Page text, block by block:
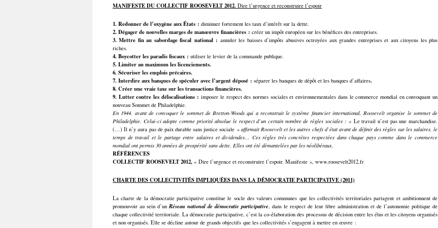
MANIFESTE DU COLLECTIF ROOSEVELT 2012. Dire l’urgence et reconstruire l’espoir
1. Redonner de l’oxygène aux États : diminuer fortement les taux d’intérêt sur la dette.
2. Dégager de nouvelles marges de manœuvre financières : créer un impôt européen sur les bénéfices des entreprises.
3. Mettre fin au sabordage fiscal national : annuler les baisses d’impôts abusives octroyées aux grandes entreprises et aux citoyens les plus
riches.
4. Boycotter les paradis fiscaux : utiliser le levier de la commande publique.
5. Limiter au maximum les licenciements.
6. Sécuriser les emplois précaires.
7. Interdire aux banques de spéculer avec l’argent déposé : séparer les banques de dépôt et les banques d’affaires.
8. Créer une vraie taxe sur les transactions financières.
9. Lutter contre les délocalisations : imposer le respect des normes sociales et environnementales dans le commerce mondial en convoquant un
nouveau Sommet de Philadelphie.
En 1944, avant de convoquer le sommet de Bretton-Woods qui a reconstruit le système financier international, Roosevelt organise le sommet de
Philadelphie. Celui-ci adopte comme priorité absolue le respect d’un certain nombre de règles sociales : « Le travail n’est pas une marchandise.
(…) Il n’y aura pas de paix durable sans justice sociale »affirmait Roosevelt et les autres chefs d’état avant de définir des règles sur les salaires, le
temps de travail et le partage entre salaires et dividendes… Ces règles très concrètes respectées dans chaque pays comme dans le commerce
mondial ont permis 30 années de prospérité sans dette. Elles ont été démantelées par les néolibéraux.
RÉFÉRENCES
COLLECTIF ROOSEVELT 2012, « Dire l’urgence et reconstruire l’espoir. Manifeste », www.roosevelt2012.fr
CHARTE DES COLLECTIVITÉS IMPLIQUÉESDANS LA DÉMOCRATIE PARTICIPATIVE(2011)
La charte de la démocratie participative constitue le socle des valeurs communes que les collectivités territoriales partagent et ambitionnent de
promouvoir au sein d’unRéseau national de démocratie participative, dans le respect de leur libre administration et de l’autonomie politique de
chaque collectivité territoriale. La démocratie participative, c’est la co-élaboration des processus de décision entre les élus et les citoyens organisés
et non organisés. Elle se décline autour de grands objectifs que les collectivités s’engagent à mettre en œuvre :